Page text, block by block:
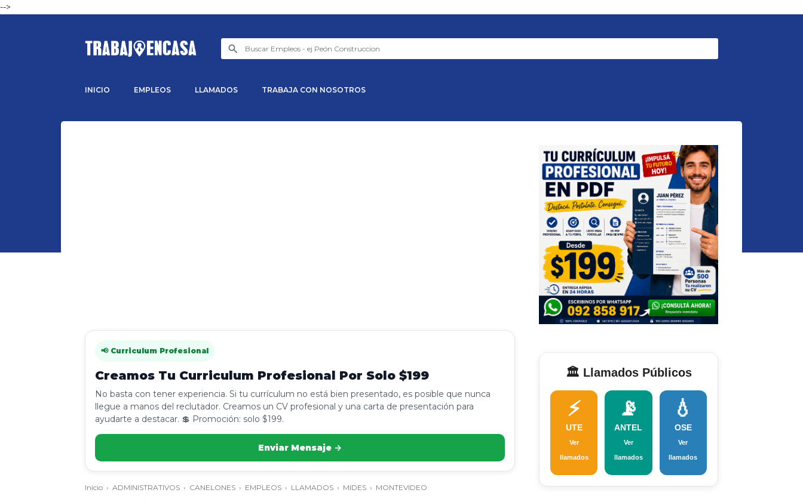
-->
INICIO EMPLEOS LLAMADOS TRABAJA CON NOSOTROS
📢 Curriculum Profesional
Creamos Tu Curriculum Profesional Por Solo $199
No basta con tener experiencia. Si tu currículum no está bien presentado, es posible que nunca
llegue a manos del reclutador. Creamos un CV profesional y una carta de presentación para
ayudarte a destacar. 💲 Promoción: solo $199.
Enviar Mensaje →
Inicio › ADMINISTRATIVOS › CANELONES › EMPLEOS › LLAMADOS › MIDES › MONTEVIDEO
🏛️ Llamados Públicos
⚡
UTE
Ver
llamados
📡
ANTEL
Ver
llamados
💧
OSE
Ver
llamados